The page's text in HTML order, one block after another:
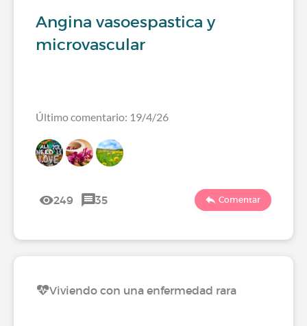
Angina vasoespastica y
microvascular
Último comentario: 19/4/26
249 35 Comentar
Viviendo con una enfermedad rara